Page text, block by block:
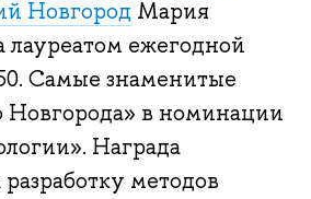
Новгород Мария
лауреатом ежегодной
Самые знаменитые
в номинации
Награда
методов